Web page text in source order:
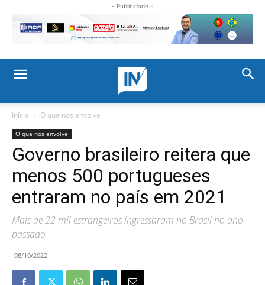
- Publicidade -
Início O que nos envolve
O que nos envolve
Governo brasileiro reitera que
menos 500 portugueses
entraram no país em 2021
Mais de 22 mil estrangeiros ingressaram no Brasil no ano
passado
08/10/2022